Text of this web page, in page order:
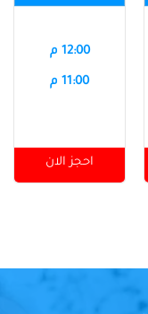
12:00 م
11:00 م
احجز الان